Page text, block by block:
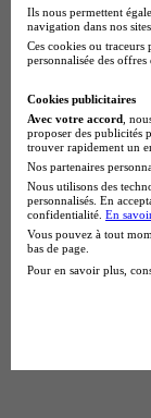
Lycée
Ils nous permettent
navigation dans nos
Ces cookies ou
personnalisée des
Cookies publicitaires
Avec votre accord ,
proposer des publicités
trouver rapidement un
Nos partenaires
Nous utilisons des
personnalisés. En
confidentialité. En
Vous pouvez à tout
bas de page.
Pour en savoir plus,